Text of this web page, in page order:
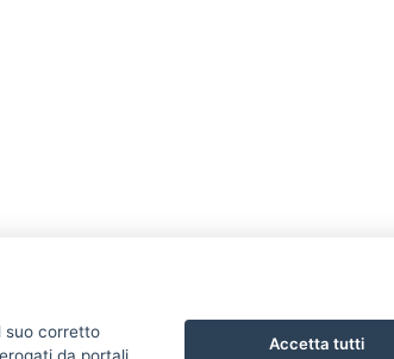
suo corretto
Accetta tutti